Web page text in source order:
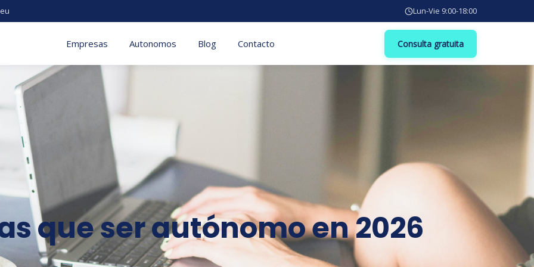
Lun-Vie 9:00-18:00
Empresas Autonomos Blog Contacto Consulta gratuita
que ser autónomo en 2026